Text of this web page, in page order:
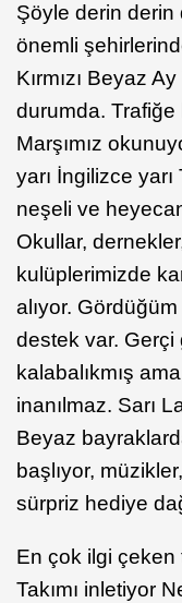
Şöyle derin derin
önemli
Kırmızı Beyaz
durumda. Trafiğe
Marşımız
yarı İngilizce
neşeli ve
Okullar,
kulüplerimizde
alıyor.
destek var.
kalabalıkmış
inanılmaz. Sarı
Beyaz
başlıyor,
sürpriz hediye
En çok ilgi çeken
Takımı inletiyor